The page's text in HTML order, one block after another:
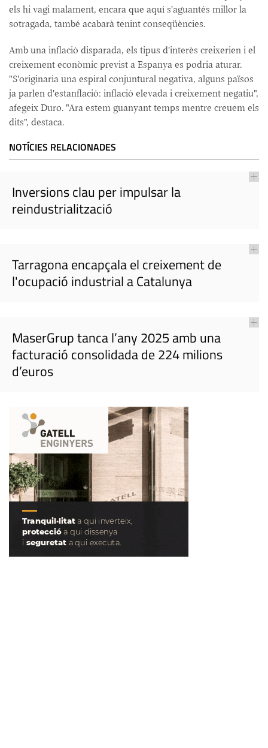
els hi vagi malament, encara que aquí s'aguantés millor la
sotragada, també acabarà tenint conseqüències.
Amb una inflació disparada, els tipus d'interès creixerien i el
creixement econòmic previst a Espanya es podria aturar.
"S'originaria una espiral conjuntural negativa, alguns països
ja parlen d'estanflació: inflació elevada i creixement negatiu",
afegeix Duro. "Ara estem guanyant temps mentre creuem els
dits", destaca.
NOTÍCIES RELACIONADES
Inversions clau per impulsar la
reindustrialització
Tarragona encapçala el creixement de
l'ocupació industrial a Catalunya
MaserGrup tanca l’any 2025 amb una
facturació consolidada de 224 milions
d’euros